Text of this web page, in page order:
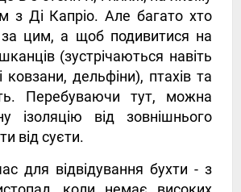
з Ді Капріо. Але багато хто
цим, а щоб подивитися на
(зустрічаються навіть
ковзани, дельфіни), птахів та
Перебуваючи тут, можна
ізоляцію від зовнішнього
від суєти.
для відвідування бухти - з